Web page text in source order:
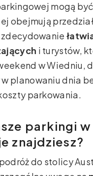
mogą
obejmują
zdecydowanie
i turystów,
w Wiedniu,
planowaniu dnia
parkowania.
parkingi w
znajdziesz?
do stolicy